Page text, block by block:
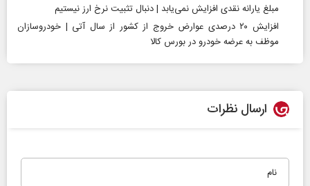
مبلغ یارانه نقدی افزایش نمی‌یابد | دنبال تثبیت نرخ ارز نیستیم
افزایش ۲۰ درصدی عوارض خروج از کشور از سال آتی | خودروسازان
موظف به عرضه خودرو در بورس کالا
ارسال نظرات